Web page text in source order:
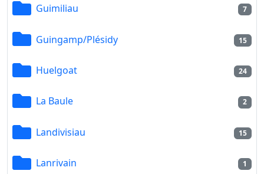
Guimiliau 7
Guingamp/Plésidy 15
Huelgoat 24
La Baule 2
Landivisiau 15
Lanrivain 1